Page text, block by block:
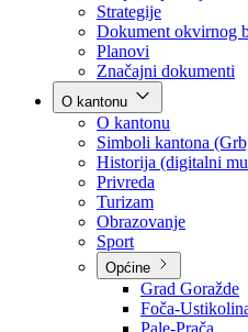
Poslovnik
Program rada
Ekspoze premijera
Strategije
Dokument okvirnog
Planovi
Značajni dokumenti
O kantonu
O kantonu
Simboli kantona (Grb,
Historija (digitalni
Privreda
Turizam
Obrazovanje
Općine